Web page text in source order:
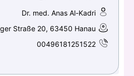
Dr. med. Anas Al-Kadri
Straße 20, 63450 Hanau
00496181251522